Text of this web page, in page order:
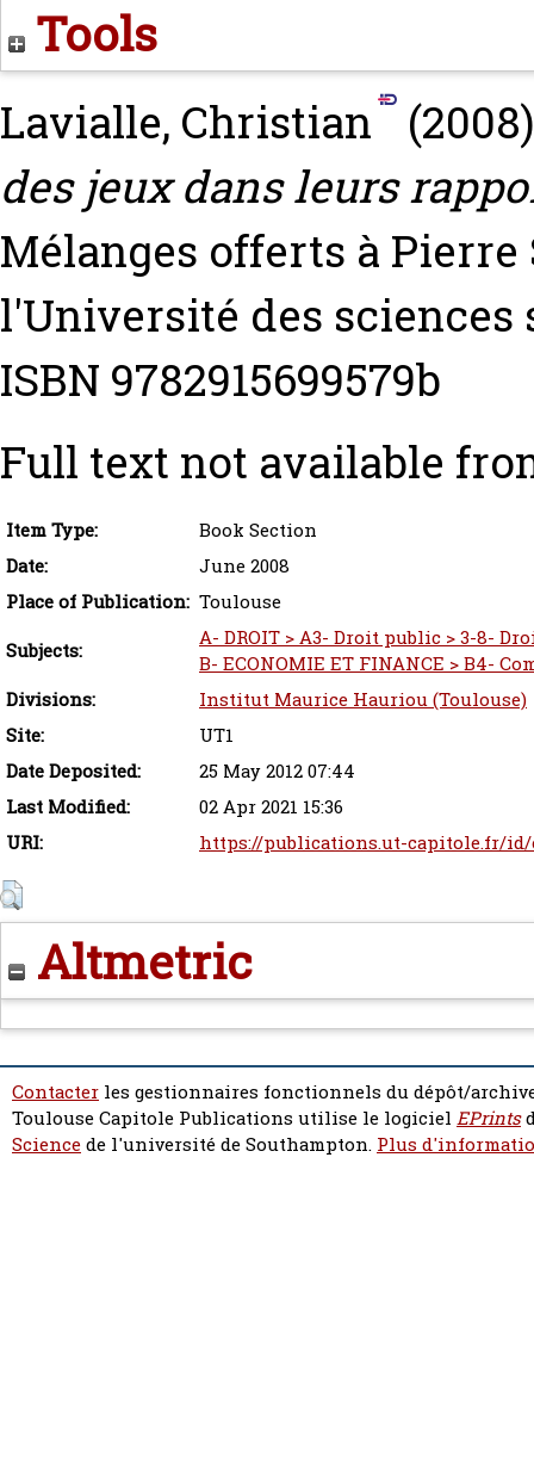
Tools
Lavialle, Christian
des jeux dans leurs
Mélanges offerts à Pierre
l'Université des sciences
ISBN 9782915699579b
Full text not available
Item Type:
Book Section
Date:
June 2008
Place of Publication: Toulouse
Subjects:
A- DROIT > A3- Droit public > 3-8-
B- ECONOMIE ET FINANCE > B4-
Divisions:
Institut Maurice Hauriou (Toulouse)
Site:
UT1
Date Deposited:
25 May 2012 07:44
Last Modified:
02 Apr 2021 15:36
URI:
https://publications.ut-capitole.fr/
Altmetric
Contacter les gestionnaires fonctionnels du dépôt/
Toulouse Capitole Publications utilise le logiciel EPrints
Sciencede l'université de Southampton. Plus